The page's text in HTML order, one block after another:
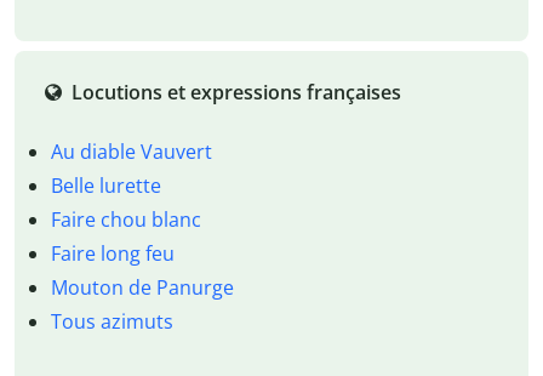
Locutions et expressions françaises
Au diable Vauvert
Belle lurette
Faire chou blanc
Faire long feu
Mouton de Panurge
Tous azimuts